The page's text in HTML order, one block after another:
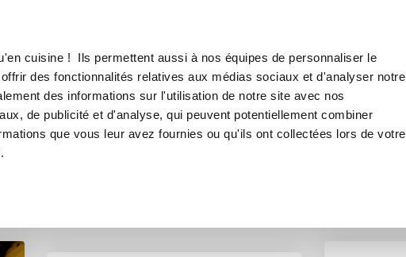
cuisine ! Ils permettent aussi à nos équipes de personnaliser le
des fonctionnalités relatives aux médias sociaux et d'analyser notre
des informations sur l'utilisation de notre site avec nos
de publicité et d'analyse, qui peuvent potentiellement combiner
que vous leur avez fournies ou qu'ils ont collectées lors de votre
PAINS BURGER
boulangerie Direction l'Amérique !